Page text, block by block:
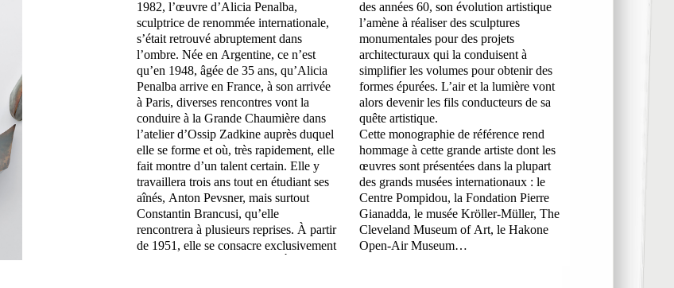
1982, l’œuvre d’Alicia Penalba,
sculptrice de renommée internationale,
s’était retrouvé abruptement dans
l’ombre. Née en Argentine, ce n’est
qu’en 1948, âgée de 35 ans, qu’Alicia
Penalba arrive en France, à son arrivée
à Paris, diverses rencontres vont la
conduire à la Grande Chaumière dans
l’atelier d’Ossip Zadkine auprès duquel
elle se forme et où, très rapidement, elle
fait montre d’un talent certain. Elle y
travaillera trois ans tout en étudiant ses
aînés, Anton Pevsner, mais surtout
Constantin Brancusi, qu’elle
rencontrera à plusieurs reprises. À partir
de 1951, elle se consacre exclusivement
des années 60, son évolution artistique
l’amène à réaliser des sculptures
monumentales pour des projets
architecturaux qui la conduisent à
simplifier les volumes pour obtenir des
formes épurées. L’air et la lumière vont
alors devenir les fils conducteurs de sa
quête artistique.
Cette monographie de référence rend
hommage à cette grande artiste dont les
œuvres sont présentées dans la plupart
des grands musées internationaux : le
Centre Pompidou, la Fondation Pierre
Gianadda, le musée Kröller-Müller, The
Cleveland Museum of Art, le Hakone
Open-Air Museum…